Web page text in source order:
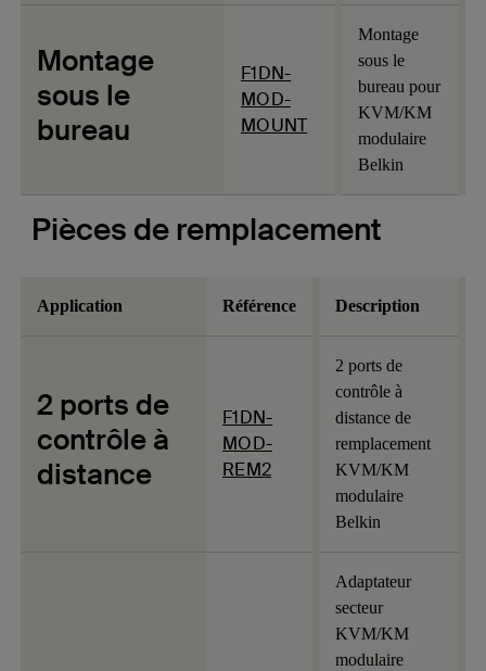
Montage
sous le
bureau
F1DN-
MOD-
MOUNT
Montage
sous le
bureau pour
KVM/KM
modulaire
Belkin
Pièces de remplacement
Application Référence Description
2 ports de
contrôle à
distance
F1DN-
MOD-
REM2
2 ports de
contrôle à
distance de
remplacement
KVM/KM
modulaire
Belkin
Adaptateur
secteur
KVM/KM
modulaire